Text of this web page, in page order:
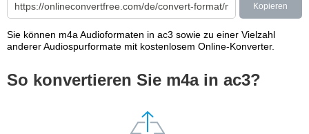
Kopieren
Sie können m4a Audioformaten in ac3 sowie zu einer Vielzahl
anderer Audiospurformate mit kostenlosem Online-Konverter.
So konvertieren Sie m4a in ac3?